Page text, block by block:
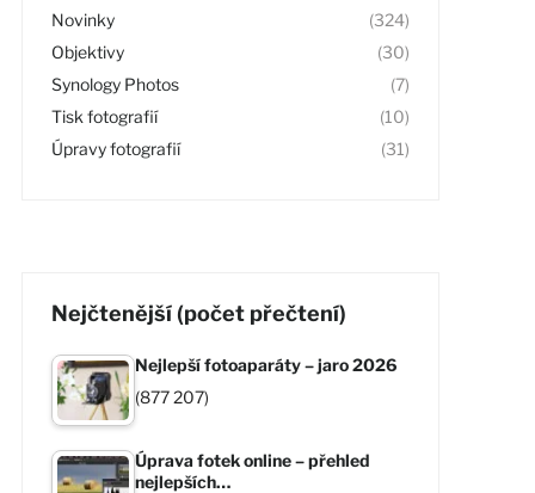
Novinky
(324)
Objektivy
(30)
Synology Photos
(7)
Tisk fotografií
(10)
Úpravy fotografií
(31)
Nejčtenější (počet přečtení)
Nejlepší fotoaparáty – jaro 2026
(877 207)
Úprava fotek online – přehled
nejlepších…